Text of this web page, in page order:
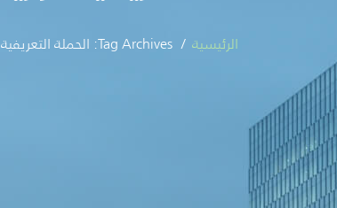
الرئيسية Tag Archives: الحملة التعريفية